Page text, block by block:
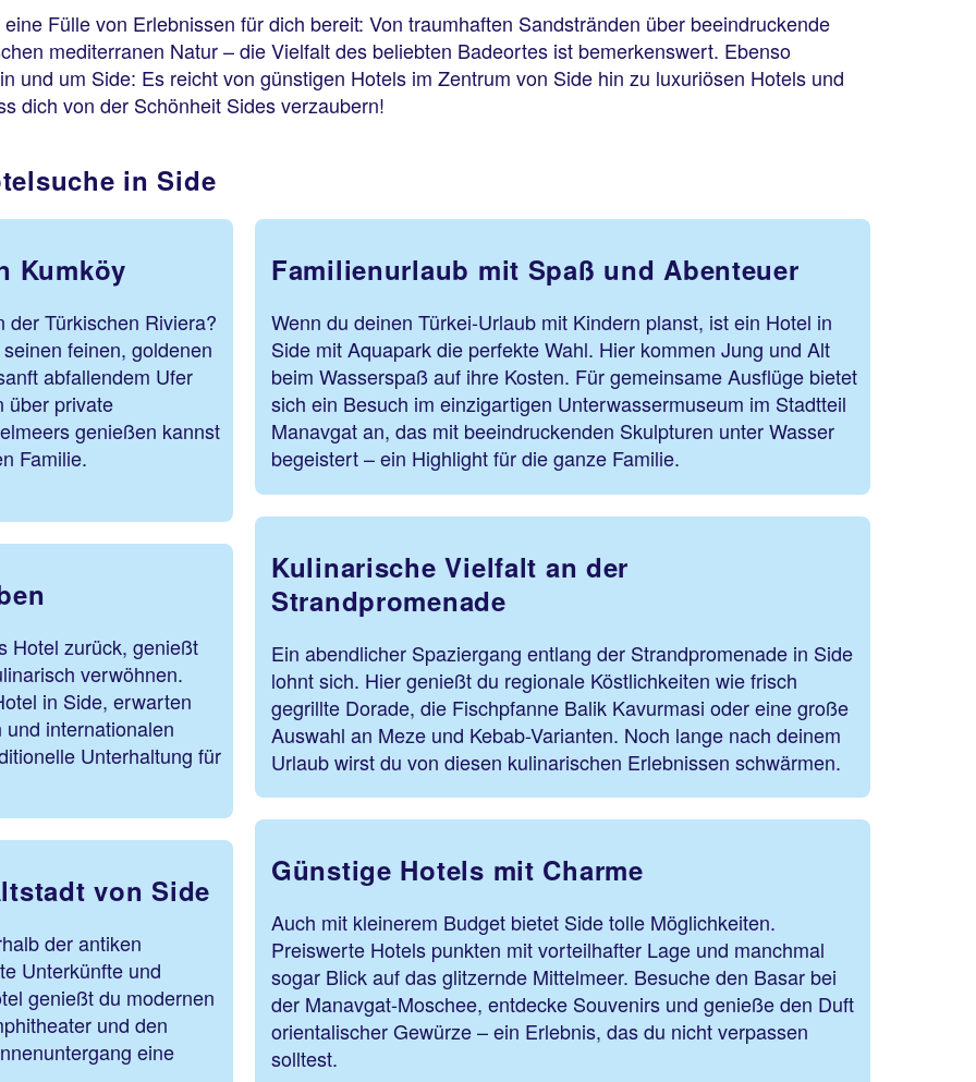
Fülle von Erlebnissen für dich bereit: Von traumhaften Sandstränden über beeindruckende
mediterranen Natur – die Vielfalt des beliebten Badeortes ist bemerkenswert. Ebenso
und um Side: Es reicht von günstigen Hotels im Zentrum von Side hin zu luxuriösen Hotels und
dich von der Schönheit Sides verzaubern!
in Side
Kumköy
der Türkischen Riviera?
feinen, goldenen
abfallendem Ufer
über private
genießen kannst
ganzen Familie.
Hotel zurück, genießt
verwöhnen.
in Side, erwarten
internationalen
Unterhaltung für
von Side
der antiken
Unterkünfte und
genießt du modernen
und den
eine
Familienurlaub mit Spaß und Abenteuer
Wenn du deinen Türkei-Urlaub mit Kindern planst, ist ein Hotel in
Side mit Aquapark die perfekte Wahl. Hier kommen Jung und Alt
beim Wasserspaß auf ihre Kosten. Für gemeinsame Ausflüge bietet
sich ein Besuch im einzigartigen Unterwassermuseum im Stadtteil
Manavgat an, das mit beeindruckenden Skulpturen unter Wasser
begeistert – ein Highlight für die ganze Familie.
Kulinarische Vielfalt an der
Strandpromenade
Ein abendlicher Spaziergang entlang der Strandpromenade in Side
lohnt sich. Hier genießt du regionale Köstlichkeiten wie frisch
gegrillte Dorade, die Fischpfanne Balik Kavurmasi oder eine große
Auswahl an Meze und Kebab-Varianten. Noch lange nach deinem
Urlaub wirst du von diesen kulinarischen Erlebnissen schwärmen.
Günstige Hotels mit Charme
Auch mit kleinerem Budget bietet Side tolle Möglichkeiten.
Preiswerte Hotels punkten mit vorteilhafter Lage und manchmal
sogar Blick auf das glitzernde Mittelmeer. Besuche den Basar bei
der Manavgat-Moschee, entdecke Souvenirs und genieße den Duft
orientalischer Gewürze – ein Erlebnis, das du nicht verpassen
solltest.